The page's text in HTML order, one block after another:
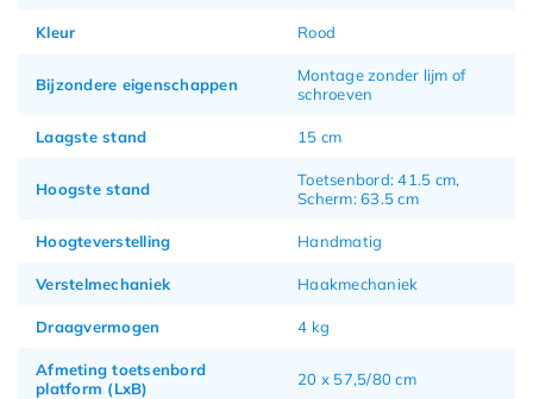
Kleur Rood
Bijzondere eigenschappen
Montage zonder lijm of
schroeven
Laagste stand 15 cm
Hoogste stand
Toetsenbord: 41.5 cm,
Scherm: 63.5 cm
Hoogteverstelling Handmatig
Verstelmechaniek Haakmechaniek
Draagvermogen 4 kg
Afmeting toetsenbord
platform (LxB)
20 x 57,5/80 cm